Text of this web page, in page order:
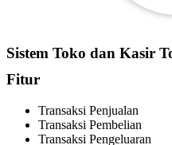
Sistem Toko dan Kasir
Fitur
Transaksi Penjualan
Transaksi Pembelian
Transaksi Pengeluaran